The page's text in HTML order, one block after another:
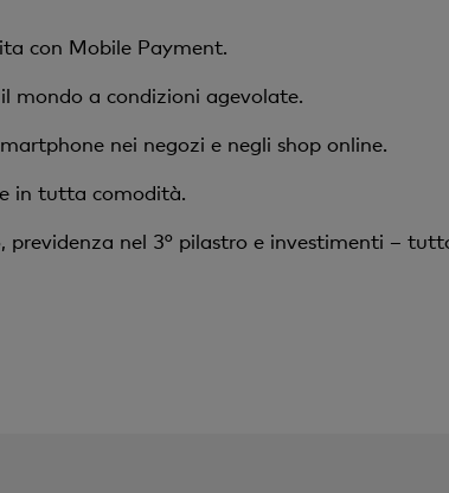
con Mobile Payment.
mondo a condizioni agevolate.
nei negozi e negli shop online.
in tutta comodità.
nel 3° pilastro e investimenti –